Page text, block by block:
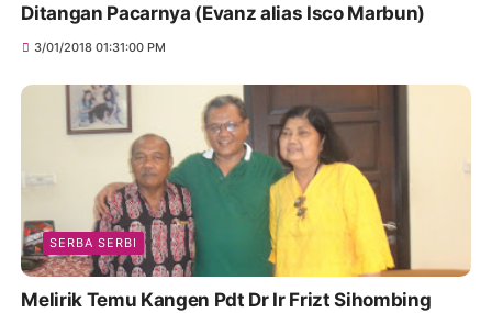
Ditangan Pacarnya (Evanz alias Isco Marbun)
3/01/2018 01:31:00 PM
SERBA SERBI
Melirik Temu Kangen Pdt Dr Ir Frizt Sihombing